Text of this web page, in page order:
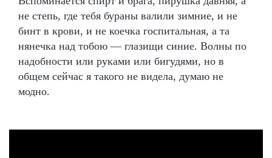
не степь, где тебя бураны валили зимние, и не
бинт в крови, и не коечка госпитальная, а та
нянечка над тобою — глазищи синие. Волны по
надобности или руками или бигудями, но в
общем сейчас я такого не видела, думаю не
модно.